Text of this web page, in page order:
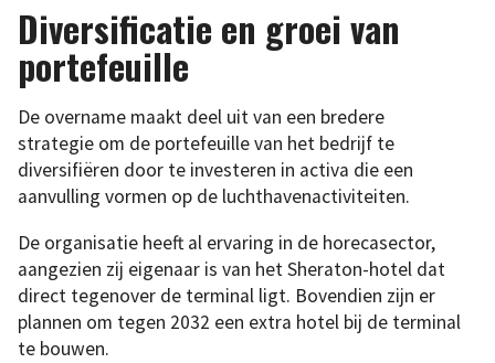
Diversificatie en groei van
portefeuille
De overname maakt deel uit van een bredere
strategie om de portefeuille van het bedrijf te
diversifiëren door te investeren in activa die een
aanvulling vormen op de luchthavenactiviteiten.
De organisatie heeft al ervaring in de horecasector,
aangezien zij eigenaar is van het Sheraton-hotel dat
direct tegenover de terminal ligt. Bovendien zijn er
plannen om tegen 2032 een extra hotel bij de terminal
te bouwen.